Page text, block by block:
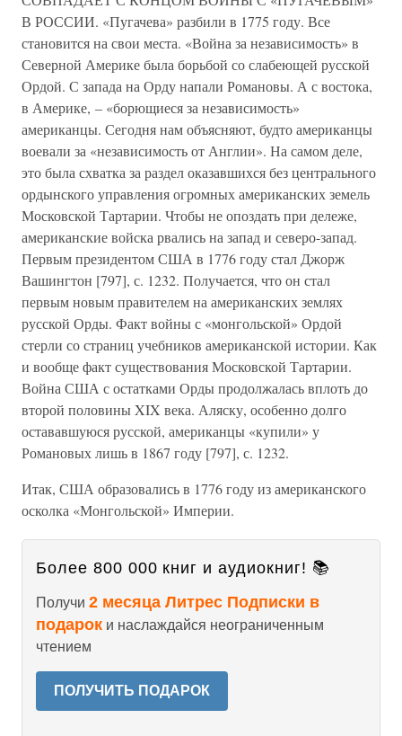
В РОССИИ. «Пугачева» разбили в 1775 году. Все
становится на свои места. «Война за независимость» в
Северной Америке была борьбой со слабеющей русской
Ордой. С запада на Орду напали Романовы. А с востока,
в Америке, – «борющиеся за независимость»
американцы. Сегодня нам объясняют, будто американцы
воевали за «независимость от Англии». На самом деле,
это была схватка за раздел оказавшихся без центрального
ордынского управления огромных американских земель
Московской Тартарии. Чтобы не опоздать при дележе,
американские войска рвались на запад и северо-запад.
Первым президентом США в 1776 году стал Джорж
Вашингтон [797], с. 1232. Получается, что он стал
первым новым правителем на американских землях
русской Орды. Факт войны с «монгольской» Ордой
стерли со страниц учебников американской истории. Как
и вообще факт существования Московской Тартарии.
Война США с остатками Орды продолжалась вплоть до
второй половины XIX века. Аляску, особенно долго
остававшуюся русской, американцы «купили» у
Романовых лишь в 1867 году [797], с. 1232.
Итак, США образовались в 1776 году из американского
осколка «Монгольской» Империи.
Более 800 000 книг и аудиокниг! 📚
Получи 2 месяца Литрес Подписки в
подарок и наслаждайся неограниченным
чтением
ПОЛУЧИТЬ ПОДАРОК